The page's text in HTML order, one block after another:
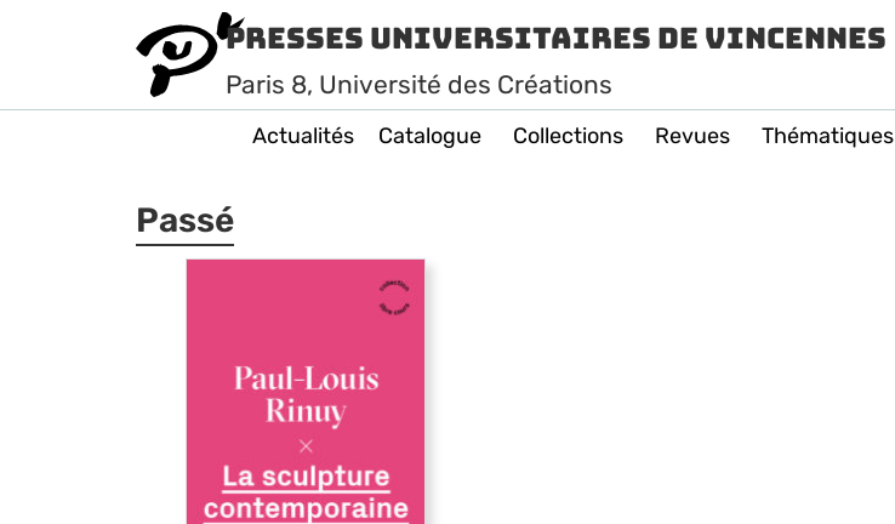
Presses Universitaires de Vincennes
Paris 8, Université des Créations
Actualités Catalogue Collections Revues Thématiques
Passé